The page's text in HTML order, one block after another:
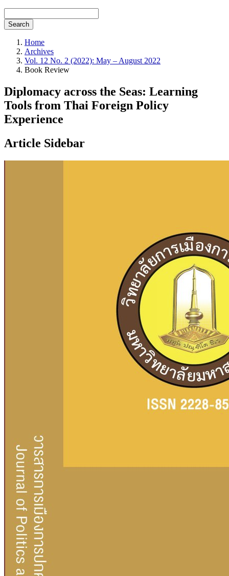
Search
Home
Archives
Vol. 12 No. 2 (2022): May – August 2022
Book Review
Diplomacy across the Seas: Learning
Tools from Thai Foreign Policy
Experience
Article Sidebar